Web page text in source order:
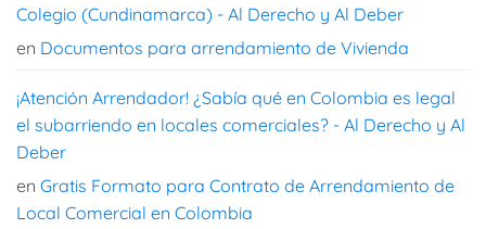
Colegio (Cundinamarca) - Al Derecho y Al Deber
en Documentos para arrendamiento de Vivienda
¡Atención Arrendador! ¿Sabía qué en Colombia es legal
el subarriendo en locales comerciales? - Al Derecho y Al
Deber
en Gratis Formato para Contrato de Arrendamiento de
Local Comercial en Colombia